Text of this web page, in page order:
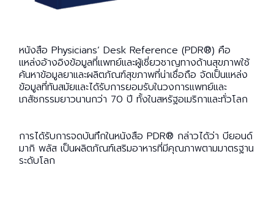
หนังสือ Physicians’ Desk Reference (PDR®) คือ
แหล่งอ้างอิงข้อมูลที่แพทย์และผู้เชี่ยวชาญทางด้านสุขภาพใช้
ค้นหาข้อมูลยาและผลิตภัณฑ์สุขภาพที่น่าเชื่อถือ จัดเป็นแหล่ง
ข้อมูลที่ทันสมัยและได้รับการยอมรับในวงการแพทย์และ
เภสัชกรรมยาวนานกว่า 70 ปี ทั้งในสหรัฐอเมริกาและทั่วโลก
การได้รับการจดบันทึกในหนังสือ PDR® กล่าวได้ว่า บียอนด์
มากิ พลัส เป็นผลิตภัณฑ์เสริมอาหารที่มีคุณภาพตามมาตรฐาน
ระดับโลก